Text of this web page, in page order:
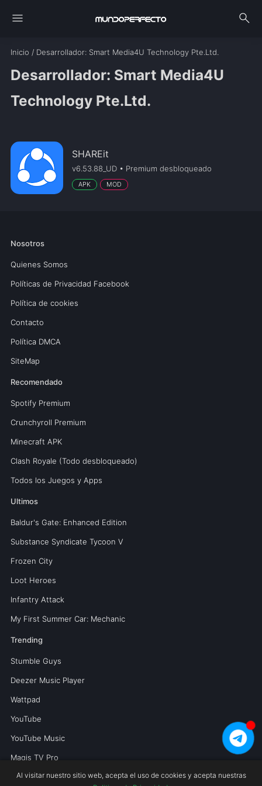
menu search
Inicio / Desarrollador: Smart Media4U Technology Pte.Ltd.
Desarrollador: Smart Media4U
Technology Pte.Ltd.
SHAREit
v6.53.88_UD • Premium desbloqueado
APK MOD
Nosotros
Quienes Somos
Políticas de Privacidad Facebook
Política de cookies
Contacto
Política DMCA
SiteMap
Recomendado
Spotify Premium
Crunchyroll Premium
Minecraft APK
Clash Royale (Todo desbloqueado)
Todos los Juegos y Apps
Ultimos
Baldur's Gate: Enhanced Edition
Substance Syndicate Tycoon V
Frozen City
Loot Heroes
Infantry Attack
My First Summer Car: Mechanic
Trending
Stumble Guys
Deezer Music Player
Wattpad
YouTube
YouTube Music
Magis TV Pro
Al visitar nuestro sitio web, acepta el uso de cookies y acepta nuestras